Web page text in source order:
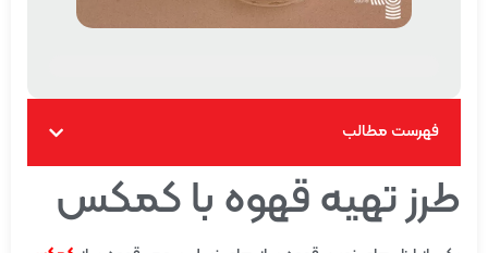
فهرست مطالب
طرز تهیه قهوه با کمکس